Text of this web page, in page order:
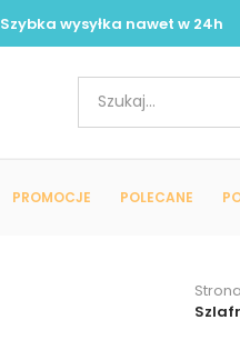
Szybka wysyłka nawet w 24h
PROMOCJE POLECANE